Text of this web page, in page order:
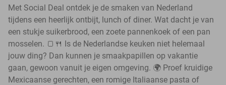
Met Social Deal ontdek je de smaken van Nederland
tijdens een heerlijk ontbijt, lunch of diner. Wat dacht je van
een stukje suikerbrood, een zoete pannenkoek of een pan
mosselen. 🍞🍴 Is de Nederlandse keuken niet helemaal
jouw ding? Dan kunnen je smaakpapillen op vakantie
gaan, gewoon vanuit je eigen omgeving. 🌍 Proef kruidige
Mexicaanse gerechten, een romige Italiaanse pasta of